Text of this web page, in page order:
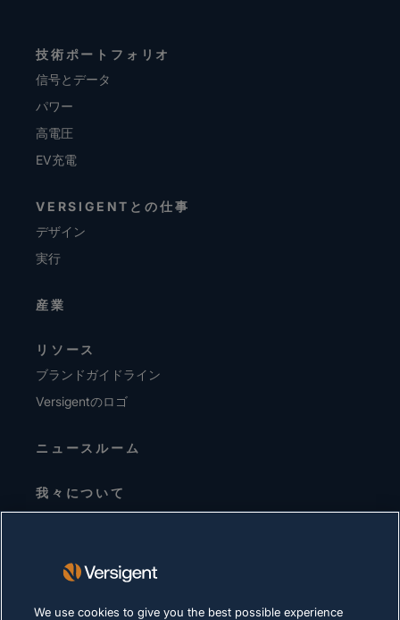
技術ポートフォリオ
信号とデータ
パワー
高電圧
EV充電
VERSIGENTとの仕事
デザイン
実行
産業
リソース
ブランドガイドライン
Versigentのロゴ
ニュースルーム
我々について
経営陣
サプライヤー
We use cookies to give you the best possible experience